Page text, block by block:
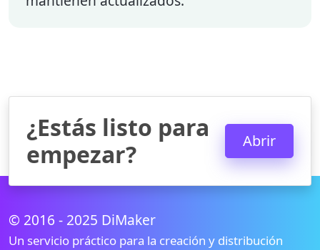
¿Estás listo para
empezar?
Abrir
© 2016 - 2025 DiMaker
Un servicio práctico para la creación y distribución